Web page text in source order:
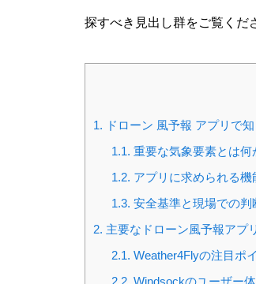
探すべき見出し群をご覧くだ
1. ドローン 風予報 アプリで
1.1. 重要な気象要素とは何
1.2. アプリに求められる機
1.3. 安全基準と現場での判
2. 主要なドローン風予報アプ
2.1. Weather4Flyの注目ポ